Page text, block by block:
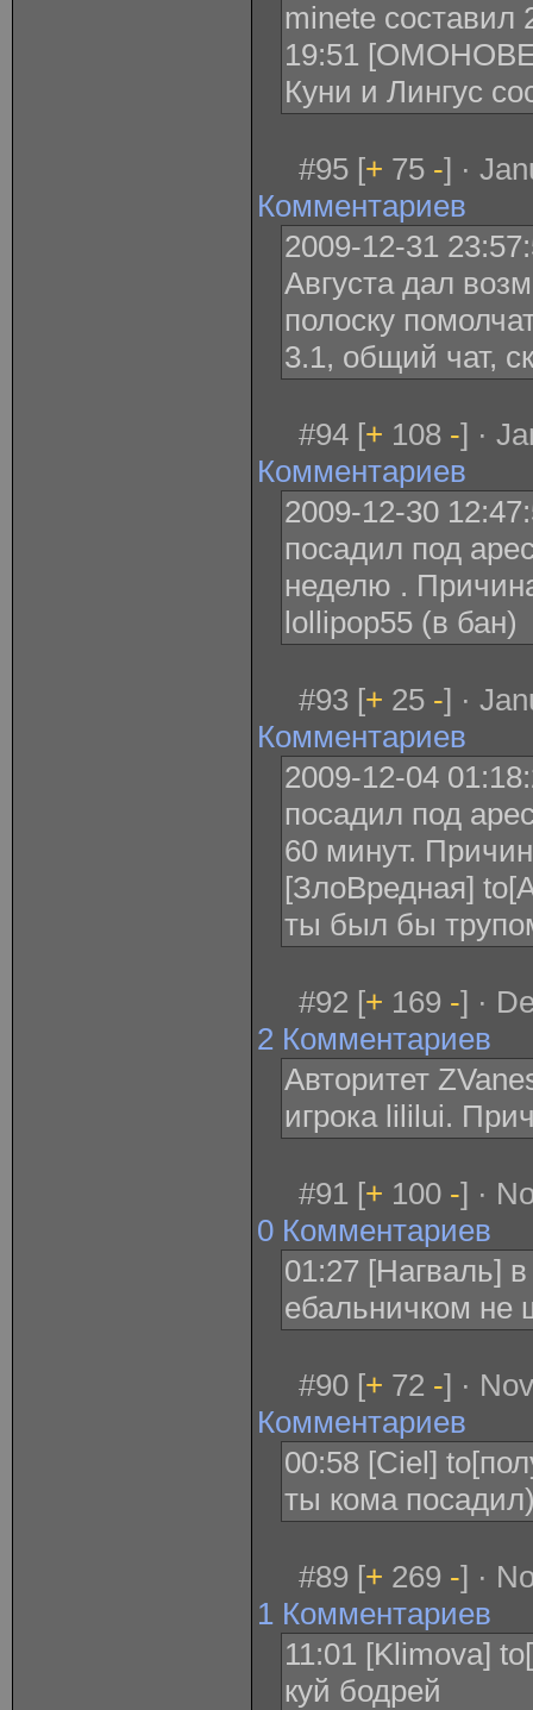
minetе
19:51
Куни и Лингус
#95 [+ 75 -] ·
Комментариев
2009-12-31
Августа дал
полоску
3.1, общий чат,
#94 [+ 108 -] ·
Комментариев
2009-12-30
посадил под
неделю .
lollipop55 (в бан)
#93 [+ 25 -] ·
Комментариев
2009-12-04
посадил под
60 минут.
[ЗлоВредная]
ты был бы
#92 [+ 169 -] ·
2 Комментариев
Авторитет
игрока lililui.
#91 [+ 100 -] ·
0 Комментариев
01:27 [Нагваль]
ебальничком не
#90 [+ 72 -] ·
Комментариев
00:58 [Ciel]
ты кома
#89 [+ 269 -] ·
1 Комментариев
11:01 [Klimova]
куй бодрей